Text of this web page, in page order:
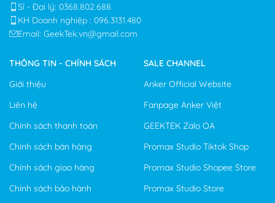
Sỉ - Đại lý: 0368.802.688​
KH Doanh nghiệp : 096.3131.480
Email: GeekTek.vn@gmail.com
THÔNG TIN - CHÍNH SÁCH
Giới thiệu
Liên hệ
Chính sách thanh toán
Chính sách bán hàng
Chính sách giao hàng
Chính sách bảo hành
SALE CHANNEL
Anker Official Website
Fanpage Anker Việt
GEEKTEK Zalo OA
Promax Studio Tiktok Shop
Promax Studio Shopee Store
Promax Studio Store